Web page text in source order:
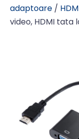
adaptoare /
video, HDMI tata